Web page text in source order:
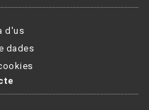
d'us
dades